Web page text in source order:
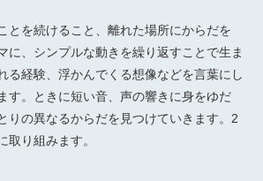
とを続けること、離れた場所にからだを
に、シンプルな動きを繰り返すことで生ま
る経験、浮かんでくる想像などを言葉にし
す。ときに短い音、声の響きに身をゆだ
りの異なるからだを見つけていきます。2
取り組みます。